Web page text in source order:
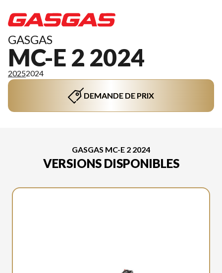
GASGAS
MC-E 2 2024
20252024
DEMANDE DE PRIX
GASGAS MC-E 2 2024
VERSIONS DISPONIBLES